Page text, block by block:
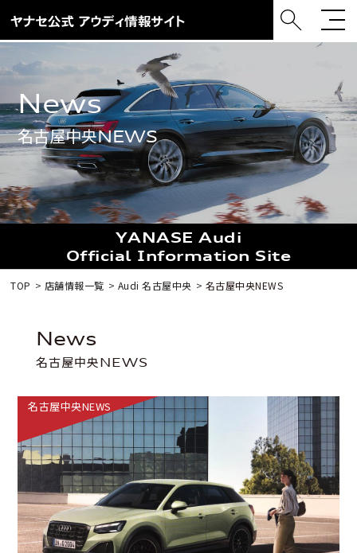
news
名古屋中央NEWS
YANASE Audi
Official Information Site
TOP 店舗情報一覧 Audi 名古屋中央 名古屋中央NEWS
news
名古屋中央NEWS
名古屋中央NEWS